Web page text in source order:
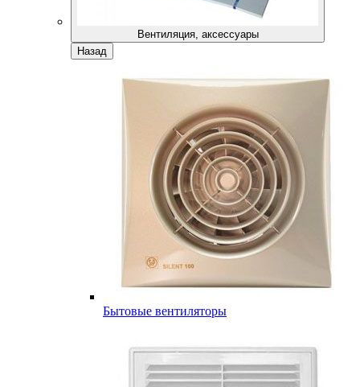
Вентиляция, аксессуары
Назад
Бытовые вентиляторы